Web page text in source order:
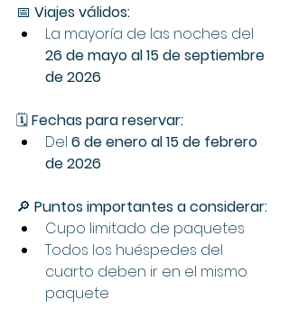
📅 Viajes válidos:
La mayoría de las noches del
26 de mayo al 15 de septiembre
de 2026
🗓️ Fechas para reservar:
Del 6 de enero al 15 de febrero
de 2026
🔎 Puntos importantes a considerar:
Cupo limitado de paquetes
Todos los huéspedes del
cuarto deben ir en el mismo
paquete